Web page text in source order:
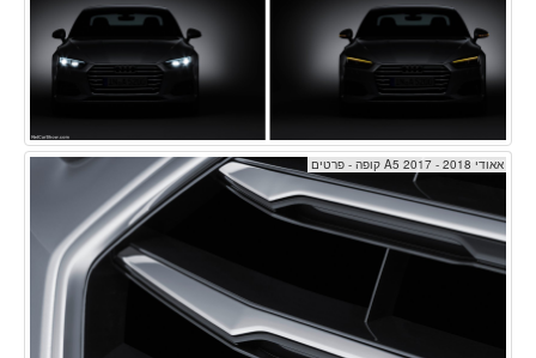
אאודי A5 2017 - 2018 קופה - פרטים